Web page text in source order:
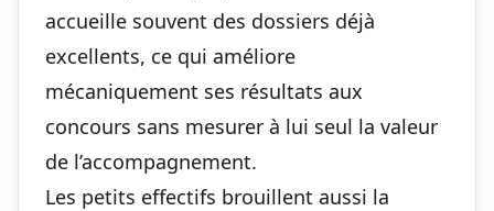
accueille souvent des dossiers déjà
excellents, ce qui améliore
mécaniquement ses résultats aux
concours sans mesurer à lui seul la valeur
de l’accompagnement.
Les petits effectifs brouillent aussi la